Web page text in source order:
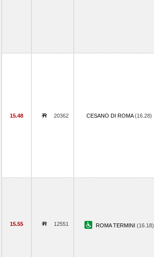
15.48 20362 CESANO DI ROMA(16.28)
15.55 12551 ROMA TERMINI (16.18)